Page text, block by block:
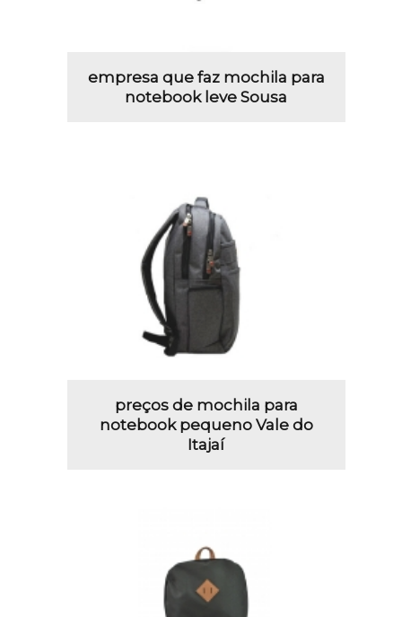
empresa que faz mochila para
notebook leve Sousa
preços de mochila para
notebook pequeno Vale do
Itajaí